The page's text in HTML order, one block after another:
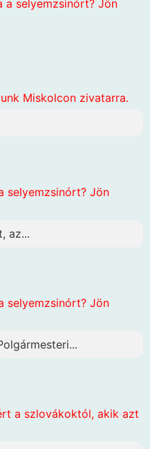
a selyemzsinórt? Jön
Miskolcon zivatarra.
selyemzsinórt? Jön
az...
selyemzsinórt? Jön
a szlovákoktól, akik azt